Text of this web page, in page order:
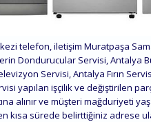
telefon, iletişim Muratpaşa
Dondurucular Servisi, Antalya
Servisi, Antalya Fırın
yapılan işçilik ve değiştirilen
alınır ve müşteri mağduriyeti
kısa sürede belirttiğiniz adrese